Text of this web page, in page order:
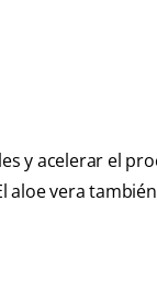
y acelerar el
aloe vera